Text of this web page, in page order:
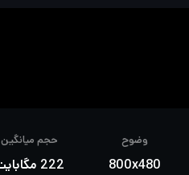
وضوح
800x480
حجم میانگین
222 مگابایت